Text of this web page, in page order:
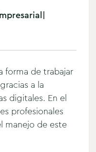
|
forma de trabajar
a la
digitales. En el
profesionales
manejo de este